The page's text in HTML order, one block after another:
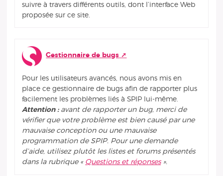
suivre à travers différents outils, dont l’interface Web
proposée sur ce site.
Gestionnaire de bugs
Pour les utilisateurs avancés, nous avons mis en
place ce gestionnaire de bugs afin de rapporter plus
facilement les problèmes liés à SPIP lui-même.
Attention :avant de rapporter un bug, merci de
vérifier que votre problème est bien causé par une
mauvaise conception ou une mauvaise
programmation de SPIP. Pour une demande
d’aide, utilisez plutôt les listes et forums présentés
dans la rubrique « Questions et réponses».